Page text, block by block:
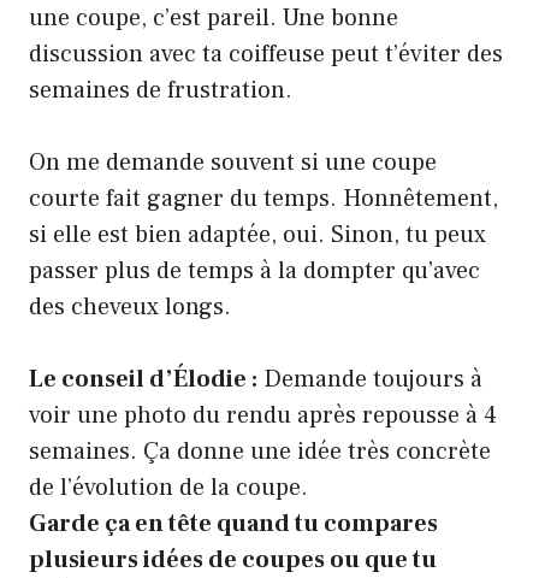
une coupe, c’est pareil. Une bonne
discussion avec ta coiffeuse peut t’éviter des
semaines de frustration.
On me demande souvent si une coupe
courte fait gagner du temps. Honnêtement,
si elle est bien adaptée, oui. Sinon, tu peux
passer plus de temps à la dompter qu’avec
des cheveux longs.
Le conseil d’Élodie : Demande toujours à
voir une photo du rendu après repousse à 4
semaines. Ça donne une idée très concrète
de l’évolution de la coupe.
Garde ça en tête quand tu compares
plusieurs idées de coupes ou que tu